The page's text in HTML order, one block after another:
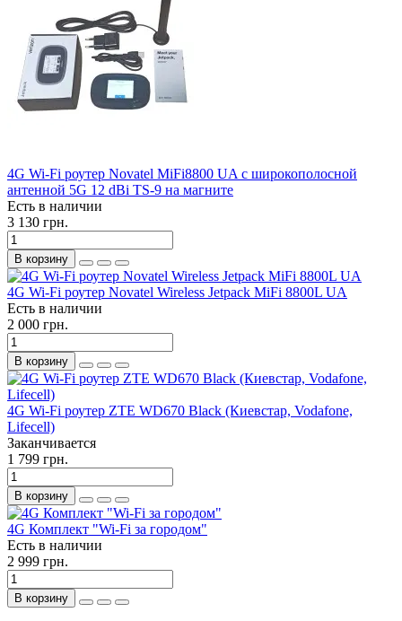
4G Wi-Fi роутер Novatel MiFi8800 UA c широкополосной
антенной 5G 12 dBi TS-9 на магните
Есть в наличии
3 130 грн.
В корзину
4G Wi-Fi роутер Novatel Wireless Jetpack MiFi 8800L UA
Есть в наличии
2 000 грн.
В корзину
4G Wi-Fi роутер ZTE WD670 Black (Киевстар, Vodafone,
Lifecell)
Заканчивается
1 799 грн.
В корзину
4G Комплект "Wi-Fi за городом"
Есть в наличии
2 999 грн.
В корзину